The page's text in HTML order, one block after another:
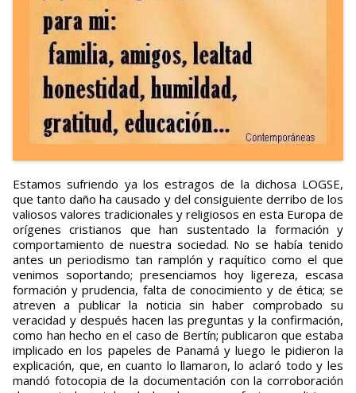
Estamos sufriendo ya los estragos de la dichosa LOGSE,
que tanto daño ha causado y del consiguiente derribo de los
valiosos valores tradicionales y religiosos en esta Europa de
orígenes cristianos que han sustentado la formación y
comportamiento de nuestra sociedad. No se había tenido
antes un periodismo tan ramplón y raquítico como el que
venimos soportando; presenciamos hoy ligereza, escasa
formación y prudencia, falta de conocimiento y de ética; se
atreven a publicar la noticia sin haber comprobado su
veracidad y después hacen las preguntas y la confirmación,
como han hecho en el caso de Bertín; publicaron que estaba
implicado en los papeles de Panamá y luego le pidieron la
explicación, que, en cuanto lo llamaron, lo aclaró todo y les
mandó fotocopia de la documentación con la corroboración